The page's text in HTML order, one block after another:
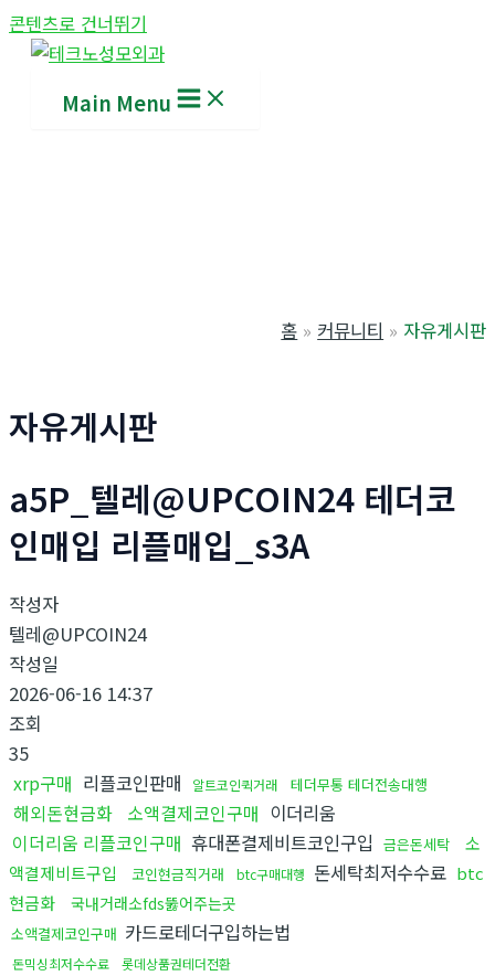
콘텐츠로 건너뛰기
Main Menu
홈 커뮤니티 자유게시판
자유게시판
a5P_텔레@UPCOIN24 테더코
인매입 리플매입_s3A
작성자
텔레@UPCOIN24
작성일
2026-06-16 14:37
조회
35
xrp구매 리플코인판매 알트코인퀵거래 테더무통 테더전송대행
해외돈현금화 소액결제코인구매 이더리움
이더리움 리플코인구매 휴대폰결제비트코인구입 금은돈세탁
소
액결제비트구입
코인현금직거래 btc구매대행 돈세탁최저수수료 btc
현금화
국내거래소fds뚫어주는곳
소액결제코인구매 카드로테더구입하는법
돈믹싱최저수수료
롯데상품권테더전환